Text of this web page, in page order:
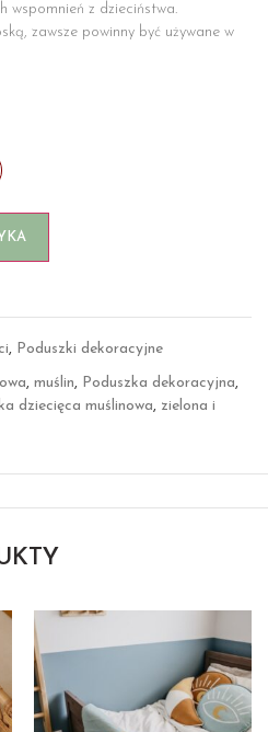
wspomnień z dzieciństwa.
zawsze powinny być używane w
, Poduszki dekoracyjne
, muślin, Poduszka dekoracyjna,
dziecięca muślinowa, zielona i